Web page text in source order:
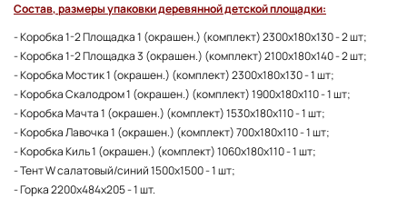
Состав, размеры упаковки деревянной детской площадки:
- Коробка 1-2 Площадка 1 (окрашен.) (комплект) 2300х180х130 - 2 шт;
- Коробка 1-2 Площадка 3 (окрашен.) (комплект) 2100х180х140 - 2 шт;
- Коробка Мостик 1 (окрашен.) (комплект) 2300х180х130 - 1 шт;
- Коробка Скалодром 1 (окрашен.) (комплект) 1900х180х110 - 1 шт;
- Коробка Мачта 1 (окрашен.) (комплект) 1530х180х110 - 1 шт;
- Коробка Лавочка 1 (окрашен.) (комплект) 700х180х110 - 1 шт;
- Коробка Киль 1 (окрашен.) (комплект) 1060х180х110 - 1 шт;
- Тент W салатовый/синий 1500x1500 - 1 шт;
- Горка 2200x484x205 - 1 шт.